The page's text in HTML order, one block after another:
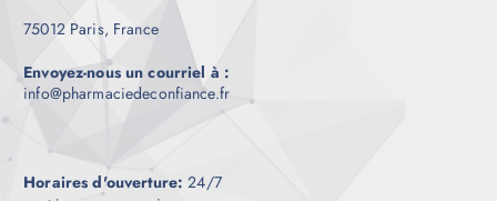
75012 Paris, France
Envoyez-nous un courriel à :
info@pharmaciedeconfiance.fr
Horaires d'ouverture: 24/7